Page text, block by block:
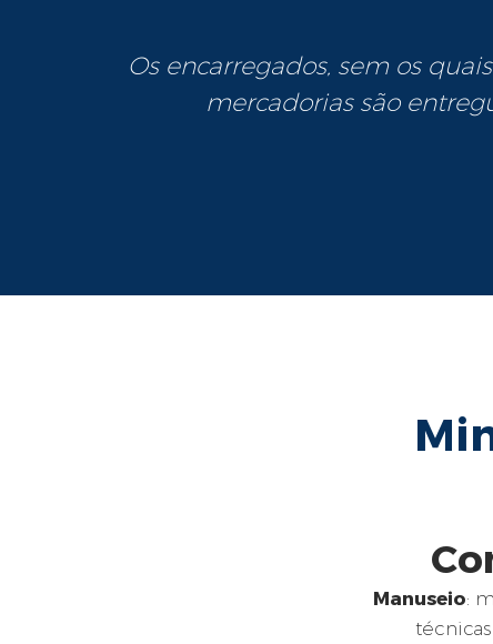
Os encarregados, sem os
mercadorias são
Manuseio: